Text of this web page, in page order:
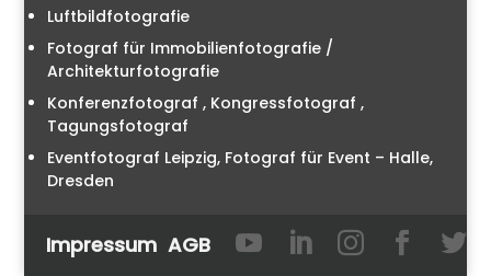
Luftbildfotografie
Fotograf für Immobilienfotografie /
Architekturfotografie
Konferenzfotograf , Kongressfotograf ,
Tagungsfotograf
Eventfotograf Leipzig, Fotograf für Event – Halle,
Dresden
Impressum AGB     